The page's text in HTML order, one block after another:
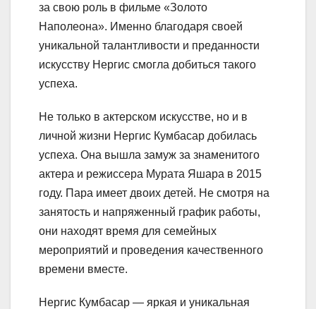
за свою роль в фильме «Золото
Наполеона». Именно благодаря своей
уникальной талантливости и преданности
искусству Нергис смогла добиться такого
успеха.
Не только в актерском искусстве, но и в
личной жизни Нергис Кумбасар добилась
успеха. Она вышла замуж за знаменитого
актера и режиссера Мурата Яшара в 2015
году. Пара имеет двоих детей. Не смотря на
занятость и напряженный график работы,
они находят время для семейных
мероприятий и проведения качественного
времени вместе.
Нергис Кумбасар — яркая и уникальная